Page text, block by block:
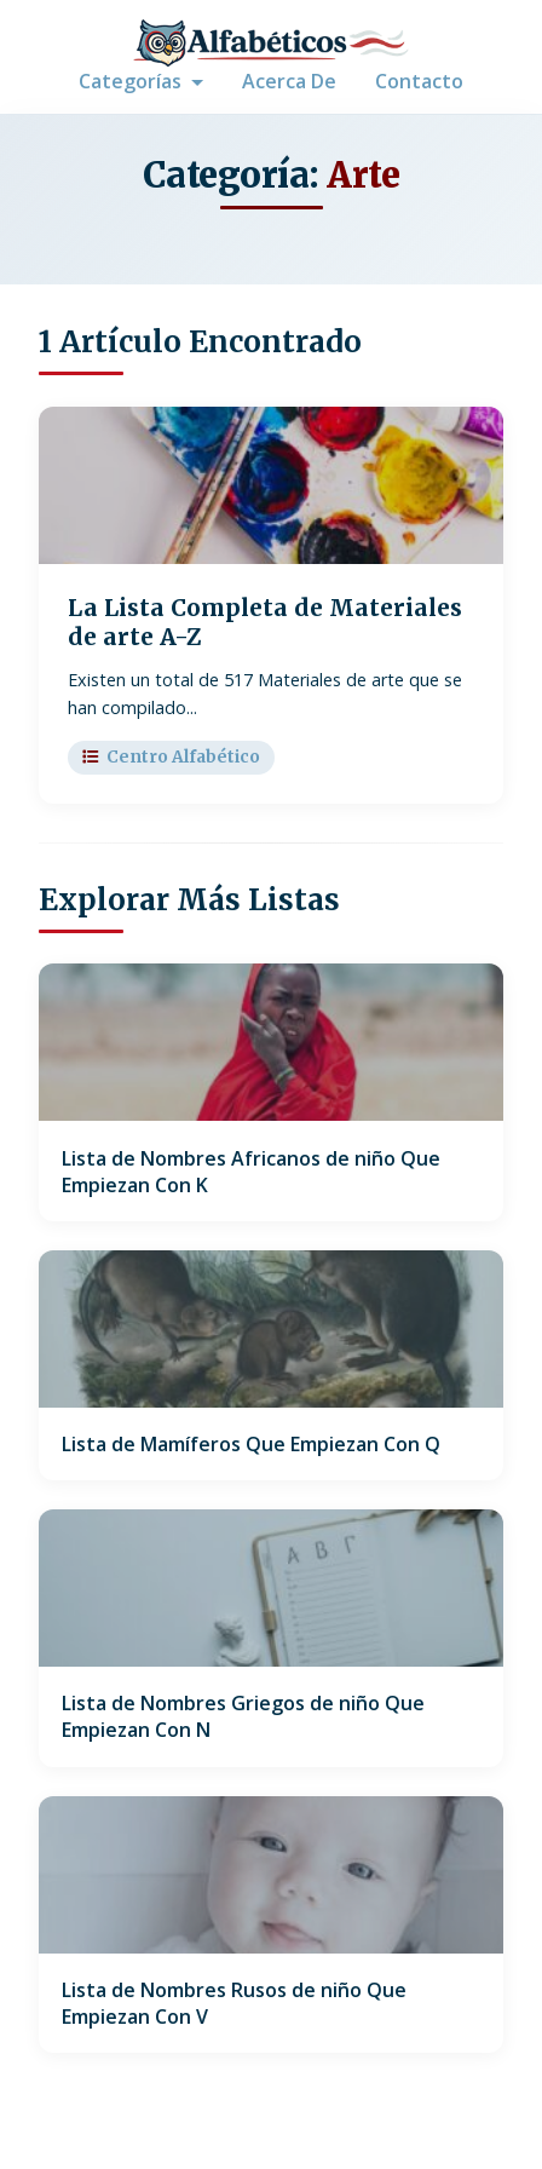
Categorías Acerca De Contacto
Categoría:Arte
1 Artículo Encontrado
La Lista Completa de Materiales
de arte A-Z
Existen un total de 517 Materiales de arte que se
han compilado...
Centro Alfabético
Explorar Más Listas
Lista de Nombres Africanos de niño Que
Empiezan Con K
Lista de Mamíferos Que Empiezan Con Q
Lista de Nombres Griegos de niño Que
Empiezan Con N
Lista de Nombres Rusos de niño Que
Empiezan Con V